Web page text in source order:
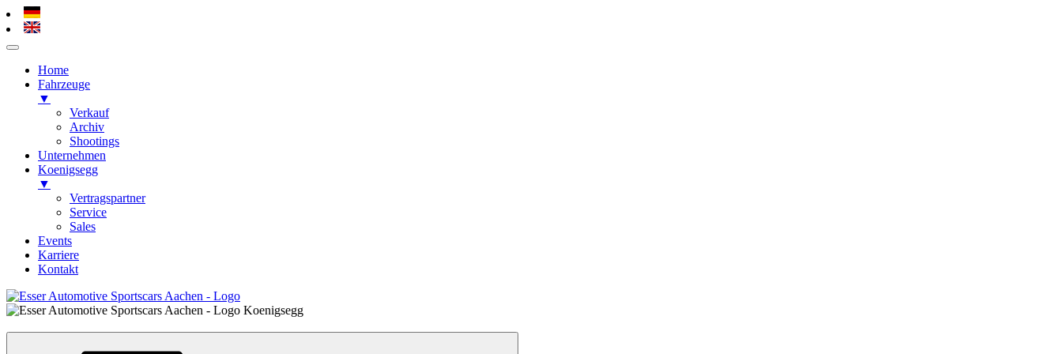
Home
Fahrzeuge
▼
Verkauf
Archiv
Shootings
Unternehmen
Koenigsegg
▼
Vertragspartner
Service
Sales
Events
Karriere
Kontakt
Inhalt
Esser Automotive – Alsdorf / Aachen
Koenigsegg, Hypercars, Sportscars